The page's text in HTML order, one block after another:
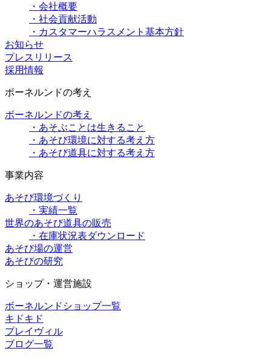
・会社概要
・社会貢献活動
・カスタマーハラスメント基本方針
お知らせ
プレスリリース
採用情報
ボーネルンドの考え
ボーネルンドの考え
・あそぶことは生きること
・あそび環境に対する考え方
・あそび道具に対する考え方
事業内容
あそび環境づくり
・実績一覧
世界のあそび道具の販売
・在庫状況表ダウンロード
あそび場の運営
あそびの研究
ショップ・運営施設
ボーネルンドショップ一覧
キドキド
プレイヴィル
ブログ一覧